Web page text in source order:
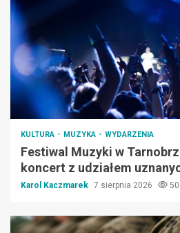
KULTURA MUZYKA WYDARZENIA
Festiwal Muzyki w
koncert z udziałem
Karol Kaczmarek 7 sierpnia 2026 50